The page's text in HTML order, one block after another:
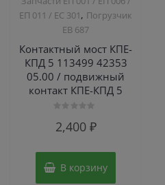
ЕП 011 / ЕС 301, Погрузчик
ЕВ 687
Контактный мост КПЕ-
КПД 5 113499 42353
05.00 / подвижный
контакт КПЕ-КПД 5
02,400 ₽
В корзину